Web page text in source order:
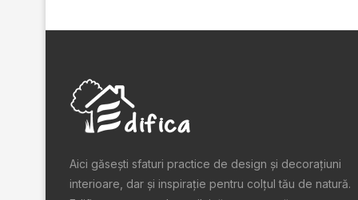
Aici găsești sfaturi practice de design şi decoraţiuni
interioare, dar și inspiraţie pentru colţul tău de natură.